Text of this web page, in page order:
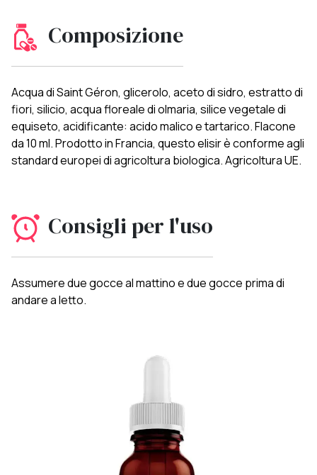
Composizione
Acqua di Saint Géron, glicerolo, aceto di sidro, estratto di
fiori, silicio, acqua floreale di olmaria, silice vegetale di
equiseto, acidificante: acido malico e tartarico. Flacone
da 10 ml. Prodotto in Francia, questo elisir è conforme agli
standard europei di agricoltura biologica. Agricoltura UE.
Consigli per l'uso
Assumere due gocce al mattino e due gocce prima di
andare a letto.